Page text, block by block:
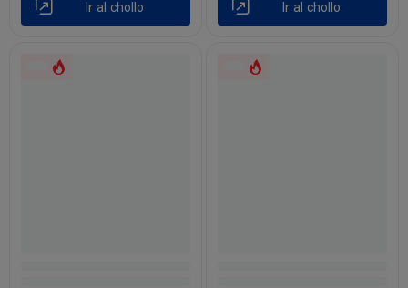
Ir al chollo Ir al chollo